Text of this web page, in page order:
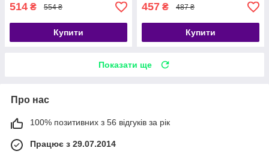
514 ₴ 554 ₴
Купити
457 ₴ 487 ₴
Купити
Показати ще
Про нас
100% позитивних з 56 відгуків за рік
Працює з 29.07.2014